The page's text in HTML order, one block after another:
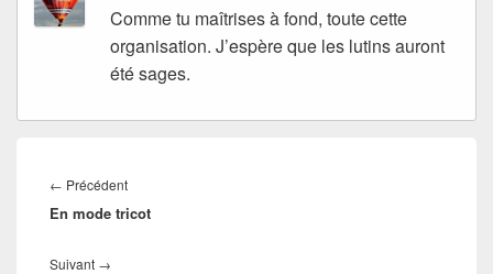
Comme tu maîtrises à fond, toute cette
organisation. J’espère que les lutins auront
été sages.
de
l’article
← PrécédentArticle
précédent :
En mode tricot
Suivant →